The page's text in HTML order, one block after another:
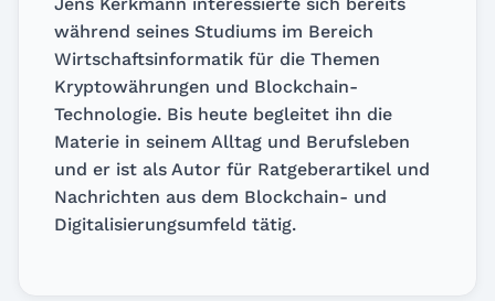
während seines Studiums im Bereich
Wirtschaftsinformatik für die Themen
Kryptowährungen und Blockchain-
Technologie. Bis heute begleitet ihn die
Materie in seinem Alltag und Berufsleben
und er ist als Autor für Ratgeberartikel und
Nachrichten aus dem Blockchain- und
Digitalisierungsumfeld tätig.